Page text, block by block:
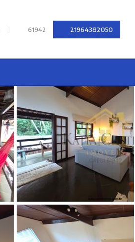
| 61942 21964382050